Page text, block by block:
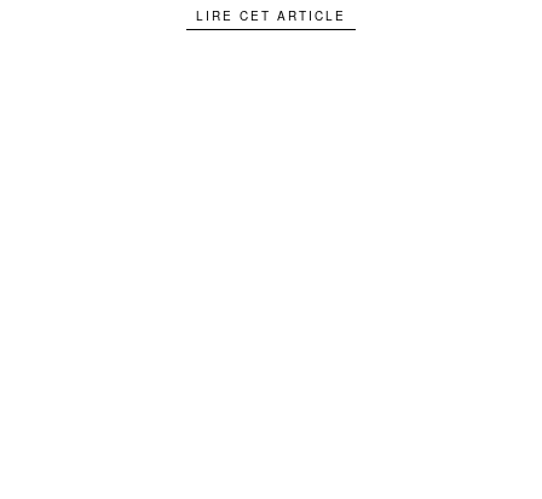
LIRE CET ARTICLE